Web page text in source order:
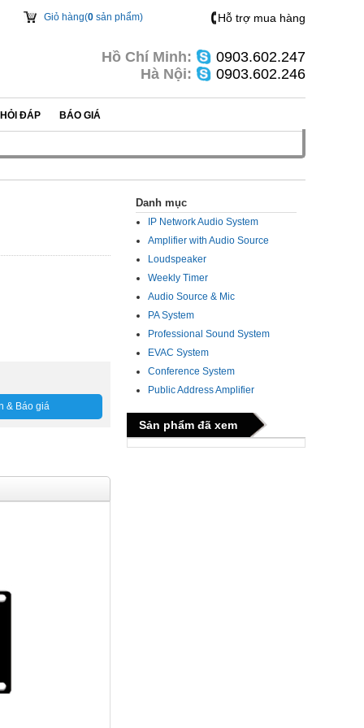
Hỗ trợ mua hàng
Hồ Chí Minh:
0903.602.247
Hà Nội:
0903.602.246
Giỏ hàng(0 sản phẩm)
HỎI ĐÁP BÁO GIÁ
& Báo giá
Danh mục
IP Network Audio System
Amplifier with Audio Source
Loudspeaker
Weekly Timer
Audio Source & Mic
PA System
Professional Sound System
EVAC System
Conference System
Public Address Amplifier
Sản phẩm đã xem